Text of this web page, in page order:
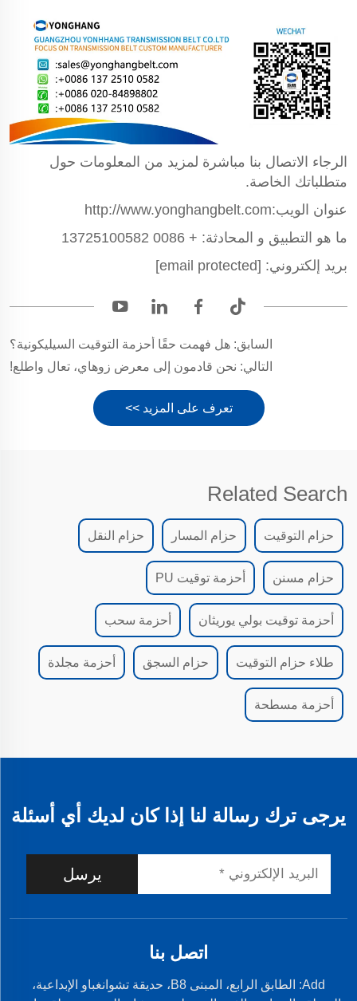
الرجاء الاتصال بنا مباشرة لمزيد من المعلومات حول
متطلباتك الخاصة.
عنوان الويب:http://www.yonghangbelt.com
ما هو التطبيق و المحادثة: + 0086 13725100582
بريد إلكتروني: [email protected]
السابق: هل فهمت حقًا أحزمة التوقيت السيليكونية؟
التالي: نحن قادمون إلى معرض زوهاي، تعال واطلع!
تعرف على المزيد >>
Related Search
حزام التوقيت حزام المسار حزام النقل
حزام مسنن أحزمة توقيت PU
أحزمة توقيت بولي يوريثان أحزمة سحب
طلاء حزام التوقيت حزام السجق أحزمة مجلدة
أحزمة مسطحة
يرجى ترك رسالة لنا إذا كان لديك أي أسئلة
يرسل
اتصل بنا
Add: الطابق الرابع، المبنى B8، حديقة تشوانغباو الإبداعية،